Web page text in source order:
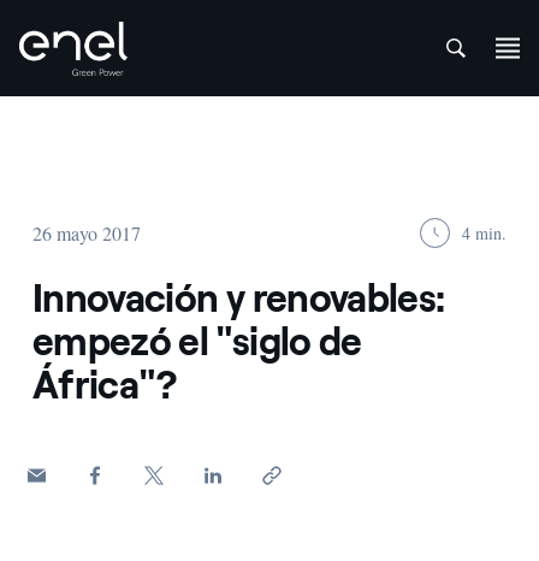
26 mayo 2017 4 min.
Innovación y renovables:
empezó el "siglo de
África"?